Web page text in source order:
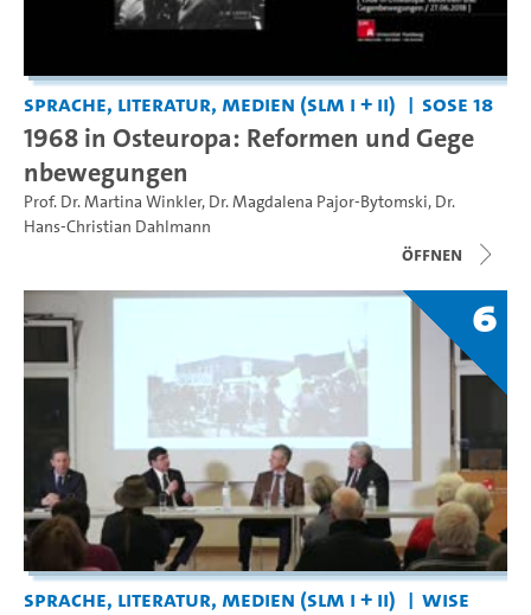
Sprache, Literatur, Medien (SLM I + II) SoSe 18
1968 in Osteuropa: Reformen und Gege
nbewegungen
Prof. Dr. Martina Winkler, Dr. Magdalena Pajor-Bytomski, Dr.
Hans-Christian Dahlmann
Öffnen
6
Sprache, Literatur, Medien (SLM I + II)
WiSe